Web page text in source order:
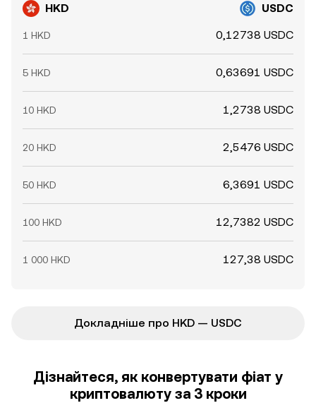
HKD USDC
1 HKD 0,12738 USDC
5 HKD 0,63691 USDC
10 HKD 1,2738 USDC
20 HKD 2,5476 USDC
50 HKD 6,3691 USDC
100 HKD 12,7382 USDC
1 000 HKD 127,38 USDC
Докладніше про HKD — USDC
Дізнайтеся, як конвертувати фіат у
криптовалюту за 3 кроки